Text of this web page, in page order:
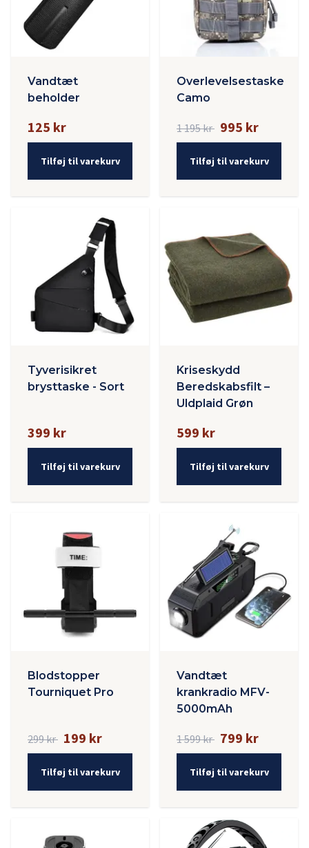
Vandtæt
beholder
125 kr
Tilføj til varekurv
Overlevelsestaske
Camo
1 195 kr 995 kr
Tilføj til varekurv
Tyverisikret
brysttaske - Sort
399 kr
Tilføj til varekurv
Kriseskydd
Beredskabsfilt –
Uldplaid Grøn
599 kr
Tilføj til varekurv
Blodstopper
Tourniquet Pro
299 kr 199 kr
Tilføj til varekurv
Vandtæt
krankradio MFV-
5000mAh
1 599 kr 799 kr
Tilføj til varekurv